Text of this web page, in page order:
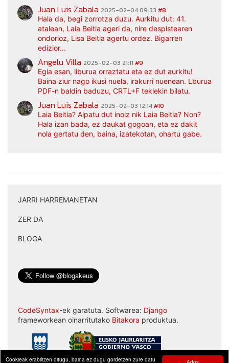
Cookieak erabiltzen ditugu, baina ez dugu gordetzen zure datu
Juan Luis Zabala 2025-02-04 09:33 #8
Hala da, begi zorrotza duzu. Aurkitu dut: 41.
atalean, Laia Beitia ageri da, nire despistearen
ondorioz, Lisa Beitia agertu ordez. Bigarren
edizior...
Angelu Villa 2025-02-03 21:11 #9
Egia esan, liburua orraztatu eta ez dut aurkitu!
Baina ziur nago ikusi nuela, irakurri nuenean. Lburua
PDF-n baldin baduzu, CRTL+F teklekin bilatu.
Juan Luis Zabala 2025-02-03 12:14#10
Laia Beitia? Aipatu dut inoiz nik Laia Beitia? Non?
Hala izan bada, ez daukat gogoan, eta ez dakit
nola gertatu den, baina, izatekotan, ohartu gabe.
JARRI HARREMANETAN
ZER DA
BLOGA
CodeSyntax-ek garatuta. Softwarea: Django
frameworkean oinarritutako Bitakora produktua.